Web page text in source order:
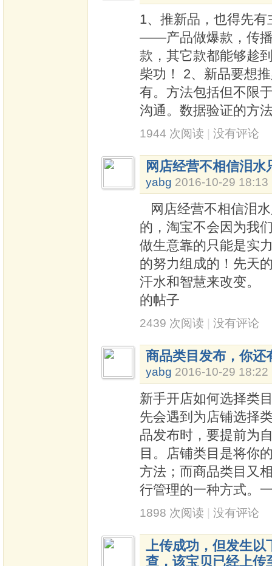
1、推新品，也得先
——产品做爆款，传播
款，其它款都能够趁
柴功！ 2、新品要想
有。方法包括但不限
沟通。数据验证的方
1944 次阅读 没有评论
网店经营不相信泪
yabg 2016-10-29 18:13
网店经营不相信泪
的，淘宝不会因为我
做生意靠的只能是实
的努力组成的！先天
汗水和智慧来改变。
的帖子
2439 次阅读 没有评论
商品类目发布，你还
yabg 2016-10-29 18:22
新手开店如何选择类
先会遇到为店铺选择
品发布时，要提前为
目。店铺类目是将你
方法；而商品类目又
行管理的一种方式。
1898 次阅读 没有评论
上传成功，但发生以
查，该宝贝已经上传